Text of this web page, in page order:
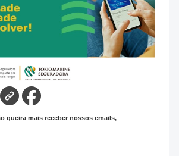
queira mais receber nossos emails,